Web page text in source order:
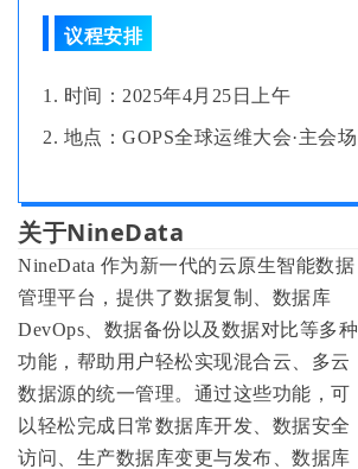
议程安排
1. 时间：2025年4月25日上午
2. 地点：GOPS全球运维大会·主会场
关于NineData
NineData 作为新一代的云原生智能数据
管理平台 ，提供了数据复制、数据库
DevOps、数据备份以及数据对比等多种
功能，帮助用户轻松实现混合云、多云
数据源的统一管理。通过这些功能，可
以轻松完成日常数据库开发、数据安全
访问、生产数据库变更与发布、数据库